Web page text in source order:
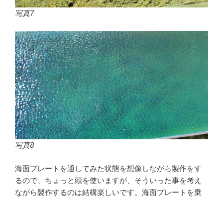
写真7
写真8
海面プレートを通してみた状態を想像しながら製作をす
るので、ちょっと頭を使いますが、そういった事を考え
ながら製作するのは結構楽しいです。海面プレートを乗